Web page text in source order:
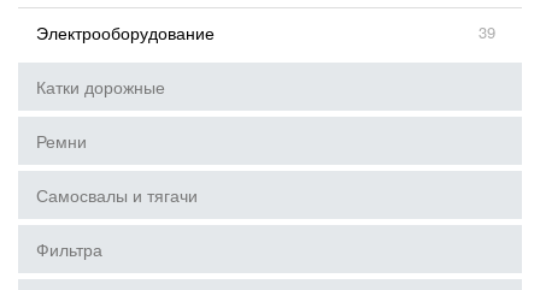
Электрооборудование 39
Катки дорожные
Ремни
Самосвалы и тягачи
Фильтра